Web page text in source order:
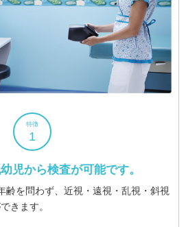
特徴
1
児から検査が可能です。
齢を問わず、近視・遠視・乱視・斜視
きます。